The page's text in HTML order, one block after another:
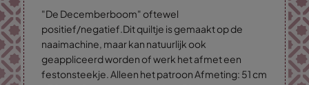
"De Decemberboom" oftewel
positief/negatief.Dit quiltje is gemaakt op de
naaimachine, maar kan natuurlijk ook
geappliceerd worden of werk het afmet een
festonsteekje. Alleen het patroon Afmeting: 51 cm